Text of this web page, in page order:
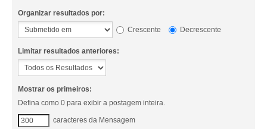
Organizar resultados por:
Crescente
Decrescente
Limitar resultados anteriores:
Mostrar os primeiros:
Defina como 0 para exibir a postagem inteira.
caracteres da Mensagem